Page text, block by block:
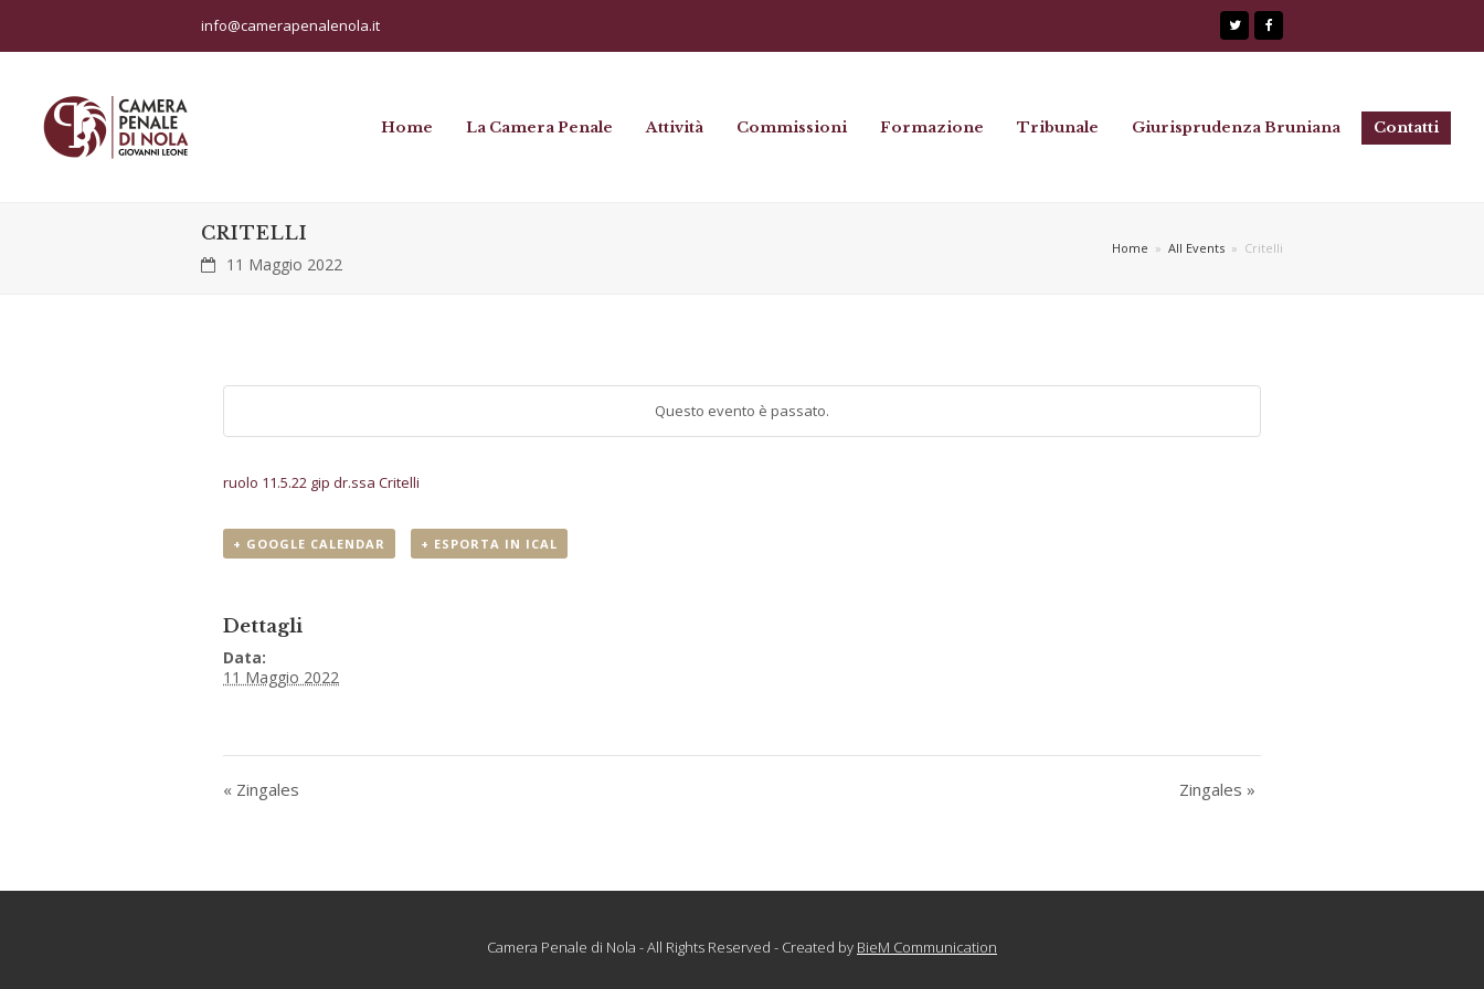
info@camerapenalenola.it Twitter
Home La Camera Penale Attività Commissioni Formazione Tribunale Giurisprudenza Bruniana Contatti
CRITELLI
11 Maggio 2022
Home » All Events » Critelli
Questo evento è passato.
ruolo 11.5.22 gip dr.ssa Critelli
+ GOOGLE CALENDAR + ESPORTA IN ICAL
Dettagli
Data:
11 Maggio 2022
« Zingales Zingales »
Camera Penale di Nola - All Rights Reserved - Created by BieM Communication